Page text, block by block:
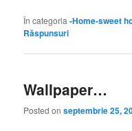
În categoria -Home-sweet
Răspunsuri
Wallpaper…
Posted onseptembrie 25,